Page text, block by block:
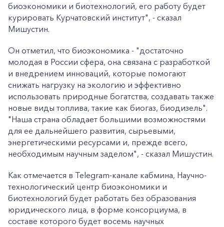
биоэкономики и биотехнологий, его работу будет
курировать Курчатовский институт", - сказал
Мишустин.
Он отметил, что биоэкономика - "достаточно
молодая в России сфера, она связана с разработкой
и внедрением инноваций, которые помогают
снижать нагрузку на экологию и эффективно
использовать природные богатства, создавать также
новые виды топлива, такие как биогаз, биодизель".
"Наша страна обладает большими возможностями
для ее дальнейшего развития, сырьевыми,
энергетическими ресурсами и, прежде всего,
необходимым научным заделом", - сказал Мишустин.
Как отмечается в Telegram-канале кабмина, Научно-
технологический центр биоэкономики и
биотехнологий будет работать без образования
юридического лица, в форме консорциума, в
составе которого будет восемь научных